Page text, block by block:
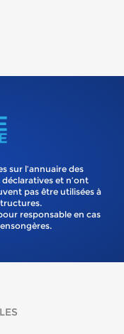
sur l’annuaire des
et n’ont
pas être utilisées à
responsable en cas